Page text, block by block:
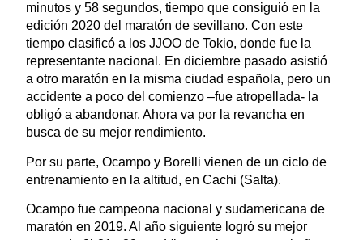
minutos y 58 segundos, tiempo que consiguió en la
edición 2020 del maratón de sevillano. Con este
tiempo clasificó a los JJOO de Tokio, donde fue la
representante nacional. En diciembre pasado asistió
a otro maratón en la misma ciudad española, pero un
accidente a poco del comienzo –fue atropellada- la
obligó a abandonar. Ahora va por la revancha en
busca de su mejor rendimiento.
Por su parte, Ocampo y Borelli vienen de un ciclo de
entrenamiento en la altitud, en Cachi (Salta).
Ocampo fue campeona nacional y sudamericana de
maratón en 2019. Al año siguiente logró su mejor